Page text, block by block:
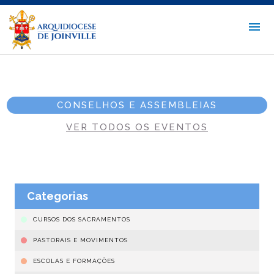
CONSELHOS E ASSEMBLEIAS
VER TODOS OS EVENTOS
Categorias
CURSOS DOS SACRAMENTOS
PASTORAIS E MOVIMENTOS
ESCOLAS E FORMAÇÕES